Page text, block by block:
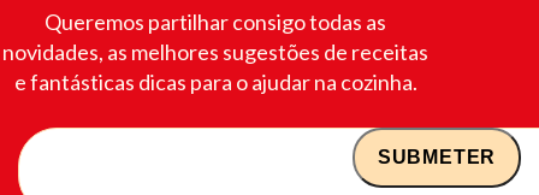
Queremos partilhar consigo todas as
novidades, as melhores sugestões de receitas
e fantásticas dicas para o ajudar na cozinha.